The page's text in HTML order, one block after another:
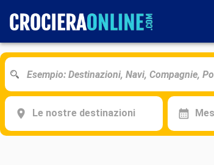
Le nostre destinazioni